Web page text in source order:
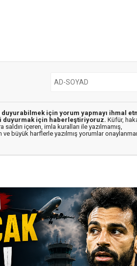
için yorum yapmayı ihmal
duyurmak için haberleştiriyoruz. Küfür,
içeren, imla kuralları ile yazılmamış,
ve büyük harflerle yazılmış yorumlar